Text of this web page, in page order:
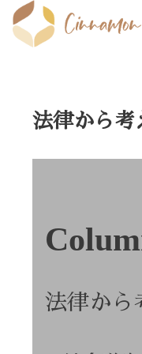
法律から考
法律から